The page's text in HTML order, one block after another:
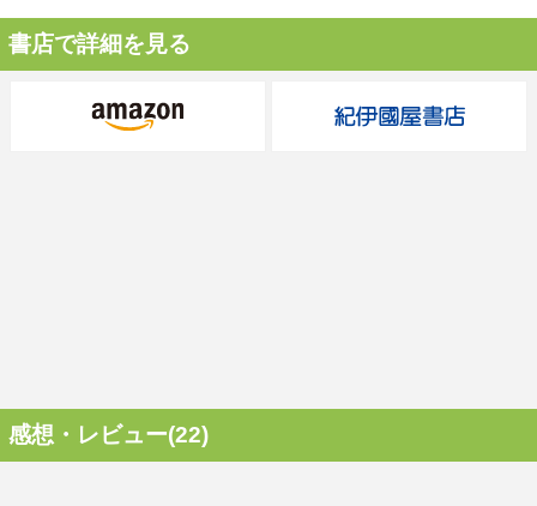
書店で詳細を見る
感想・レビュー(22)